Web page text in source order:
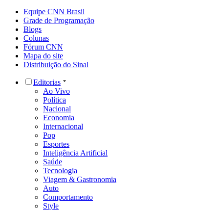
Equipe CNN Brasil
Grade de Programação
Blogs
Colunas
Fórum CNN
Mapa do site
Distribuição do Sinal
Editorias
Ao Vivo
Política
Nacional
Economia
Internacional
Pop
Esportes
Inteligência Artificial
Saúde
Tecnologia
Viagem & Gastronomia
Auto
Comportamento
Style